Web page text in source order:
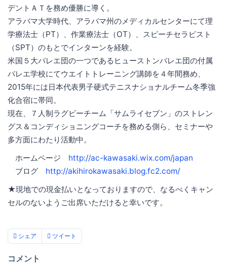
デントＡＴを務め優勝に導く。
アラバマ大学時代、アラバマ州のメディカルセンターにて理
学療法士（PT）、作業療法士（OT）、スピーチセラピスト
（SPT）のもとでインターンを経験。
米国５大バレエ団の一つであるヒューストンバレエ団の付属
バレエ学校にてウエイトトレーニング講師を４年間務め、
2015年には日本代表男子硬式テニスナショナルチーム冬季強
化合宿に帯同。
現在、７人制ラグビーチーム「サムライセブン」のストレン
グス＆コンディショニングコーチを務める側ら、セミナーや
多方面にわたり活動中。
ホームページ http://ac-kawasaki.wix.com/japan
ブログ http://akihirokawasaki.blog.fc2.com/
★現地での現金払いとなっておりますので、なるべくキャン
セルのないようご出席いただけると幸いです。
シェア ツイート
コメント